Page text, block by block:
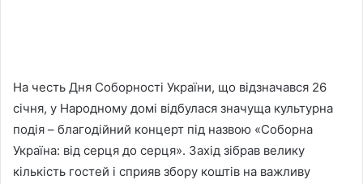
На честь Дня Соборності України, що відзначався 26
січня, у Народному домі відбулася значуща культурна
подія – благодійний концерт під назвою «Соборна
Україна: від серця до серця». Захід зібрав велику
кількість гостей і сприяв збору коштів на важливу